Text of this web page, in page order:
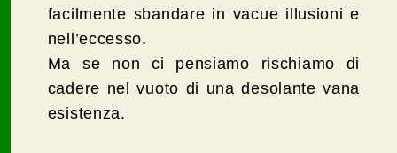
facilmente sbandare in vacue illusioni e
nell’eccesso.
Ma se non ci pensiamo rischiamo di
cadere nel vuoto di una desolante vana
esistenza.